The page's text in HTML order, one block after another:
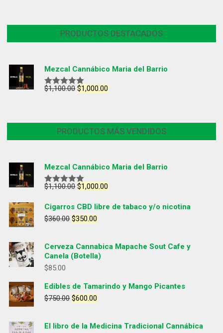
PRODUCTOS DESTACADOS
Mezcal Cannábico Maria del Barrio
Valorado
$1,100.00 $1,000.00
PRODUCTOS MÁS VENDIDOS
Mezcal Cannábico Maria del Barrio
Valorado
5
$1,100.00 $1,000.00
Cigarros CBD libre de tabaco y/o nicotina
$360.00 $350.00
Cerveza Cannabica Mapache Sout Cafe y
Canela (Botella)
$85.00
Edibles de Tamarindo y Mango Picantes
$750.00 $600.00
El libro de la Medicina Tradicional Cannábica